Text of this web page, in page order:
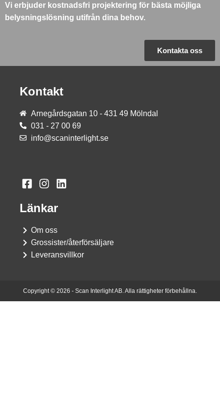
Vi erbjuder kostnadsfri projektering för bästa möjliga
belysningslösning utifrån dina behov.
Kontakta oss
Kontakt
Arnegårdsgatan 10 - 431 49 Mölndal
031 - 27 00 69
info@scaninterlight.se
Länkar
Om oss
Grossister/återförsäljare
Leveransvillkor
Copyright © 2026 - Scan Interlight AB. Alla rättigheter förbehållna.